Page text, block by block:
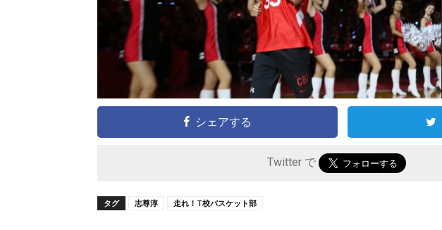
シェアする
Twitter で
タグ 志尊淳 走れ！T校バスケット部